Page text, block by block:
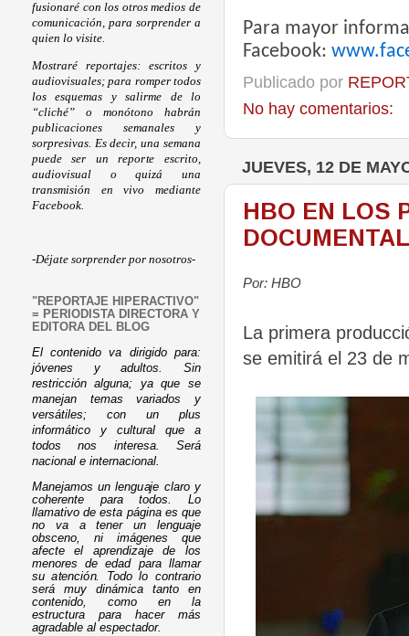
Para mayor
Facebook:
Publicado por
No hay comentarios:
JUEVES, 12 DE
HBO EN LOS
Por: HBO
La primera
se emitirá el 23 de
fusionaré con los otros medios de
comunicación, para sorprender a
quien lo visite.
Mostraré reportajes: escritos y
audiovisuales; para romper todos
los esquemas y salirme de lo
“cliché” o monótono habrán
publicaciones semanales y
sorpresivas. Es decir, una semana
puede ser un reporte escrito,
audiovisual o quizá una
transmisión en vivo mediante
Facebook.
-Déjate sorprender por nosotros-
"REPORTAJE HIPERACTIVO"
= PERIODISTA DIRECTORA Y
EDITORA DEL BLOG
El contenido va dirigido para:
jóvenes y adultos. Sin
restricción alguna; ya que se
manejan temas variados y
versátiles; con un plus
informático y cultural que a
todos nos interesa. Será
nacional e internacional.
Manejamos un lenguaje claro y
coherente para todos. Lo
llamativo de esta página es que
no va a tener un lenguaje
obsceno, ni imágenes que
afecte el aprendizaje de los
menores de edad para llamar
su atención. Todo lo contrario
será muy dinámica tanto en
contenido, como en la
estructura para hacer más
agradable al espectador.